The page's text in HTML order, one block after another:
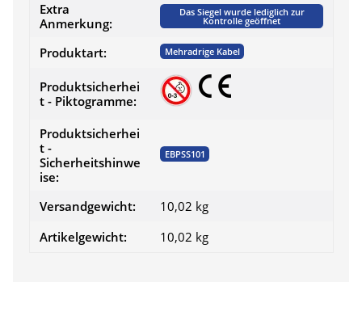
Extra
Anmerkung:
Das Siegel wurde lediglich zur
Kontrolle geöffnet
Produktart: Mehradrige Kabel
Produktsicherhei
t - Piktogramme:
Produktsicherhei
t -
Sicherheitshinwe
ise:
EBPSS101
Versandgewicht:
10,02 kg
Artikelgewicht:
10,02 kg